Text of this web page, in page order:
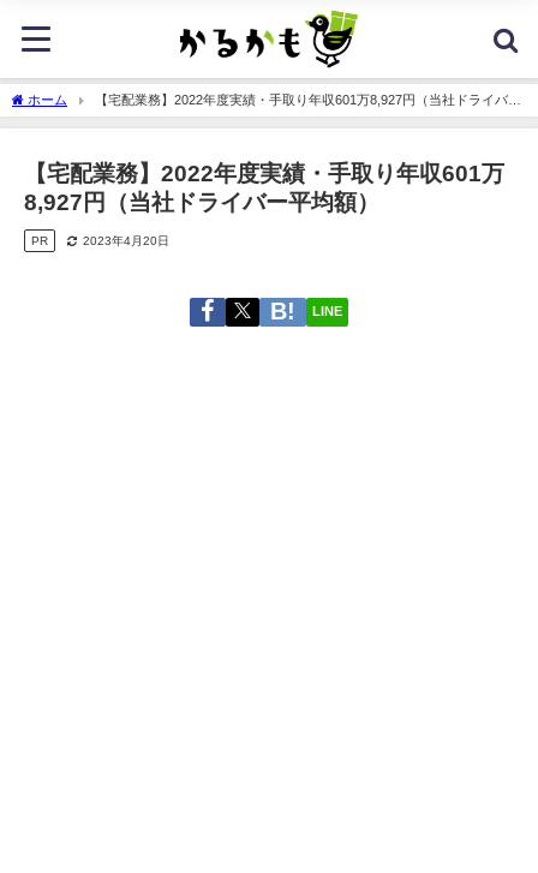
ホーム
【宅配業務】2022年度実績・手取り年収601万8,927円（当社ドライバー
平均額）
【宅配業務】2022年度実績・手取り年収601万
8,927円（当社ドライバー平均額）
PR 2023年4月20日
LINE